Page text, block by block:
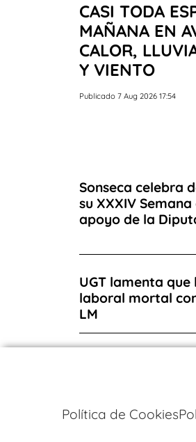
CASI TODA
MAÑANA EN
CALOR,
Y VIENTO
Publicado 7 Aug 2026 17:54
Sonseca celebra
su XXXIV
apoyo de la
UGT lamenta
laboral mortal
LM
Política de Cookies